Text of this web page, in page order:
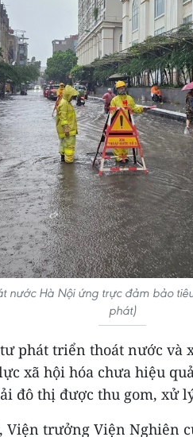
nước Hà Nội ứng trực đảm bảo
phát)
phát triển thoát nước và
xã hội hóa chưa hiệu
đô thị được thu gom, xử
Viện trưởng Viện Nghiên